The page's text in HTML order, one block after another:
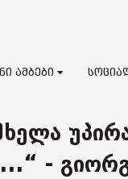
ამბები
-